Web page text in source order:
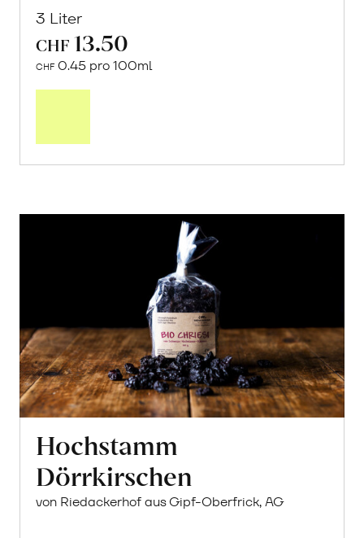
3 Liter
CHF 13.50
CHF 0.45 pro 100ml
Hochstamm
Dörrkirschen
von Riedackerhof aus Gipf-Oberfrick, AG